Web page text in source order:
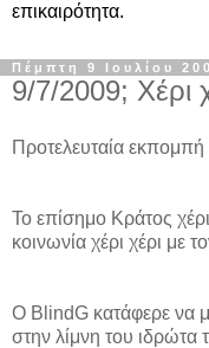
επικαιρότητα.
Πέμπτη 9 Ιουλίου
9/7/2009; Χέρι
Προτελευταία εκπομπή
Το επίσημο Κράτος
κοινωνία χέρι χέρι με
Ο BlindG κατάφερε να
στην λίμνη του ιδρώτα